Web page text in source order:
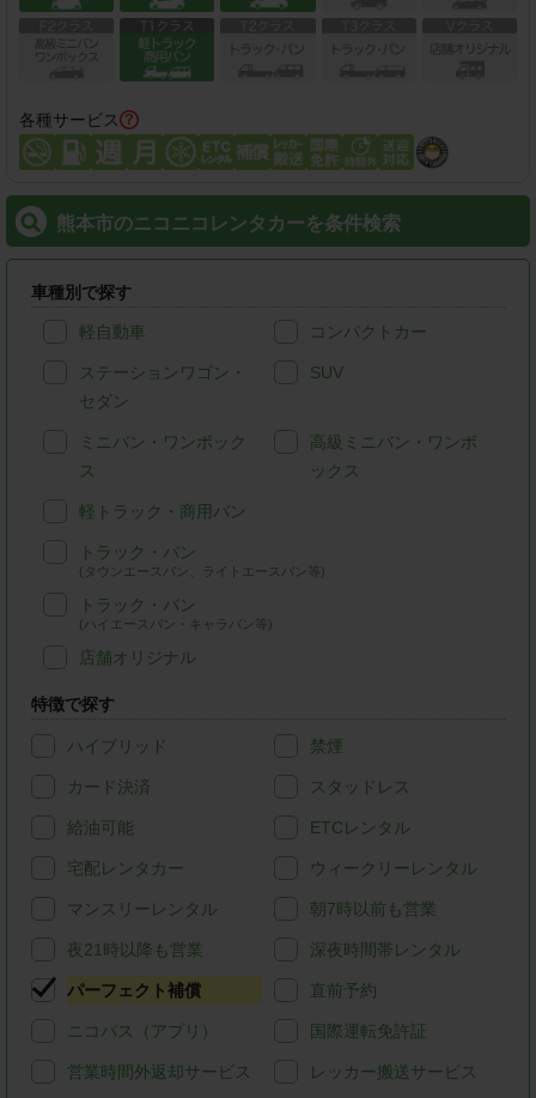
各種サービス
熊本市のニコニコレンタカーを条件検索
車種別で探す
軽自動車 コンパクトカー
ステーションワゴン・
セダン
SUV
ミニバン・ワンボック
ス
高級ミニバン・ワンボ
ックス
軽トラック・商用バン
トラック・バン
(タウンエースバン、ライトエースバン等)
トラック・バン
(ハイエースバン・キャラバン等)
店舗オリジナル
特徴で探す
ハイブリッド 禁煙
カード決済 スタッドレス
給油可能 ETCレンタル
宅配レンタカー ウィークリーレンタル
マンスリーレンタル 朝7時以前も営業
夜21時以降も営業 深夜時間帯レンタル
パーフェクト補償 直前予約
ニコパス（アプリ） 国際運転免許証
営業時間外返却サービス レッカー搬送サービス